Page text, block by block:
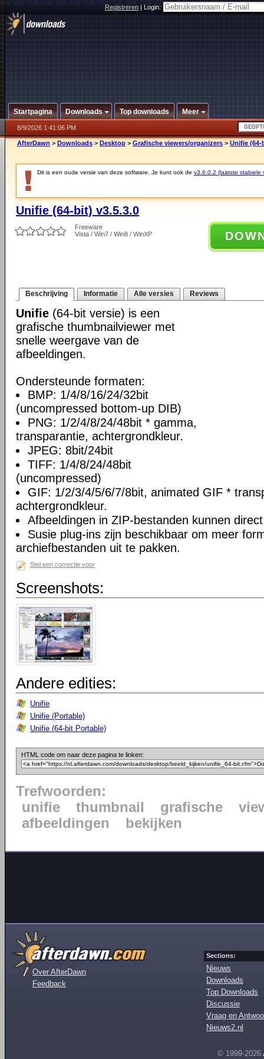
Registreren|Login:
Startpagina Downloads Top downloads Meer
8/9/2026 1:41:06 PM
AfterDawn > Downloads > Desktop > Grafische viewers/organizers > Unifie (64-
Dit is een oude versie van deze software. Je kunt ook de v3.6.0.2 (laatste stabiele
Unifie (64-bit) v3.5.3.0
Freeware
Vista / Win7 / Win8 / WinXP
Beschrijving Informatie Alle versies Reviews
Unifie (64-bit versie) is een
grafische thumbnailviewer met
snelle weergave van de
afbeeldingen.
Ondersteunde formaten:
BMP: 1/4/8/16/24/32bit
(uncompressed bottom-up DIB)
PNG: 1/2/4/8/24/48bit * gamma,
transparantie, achtergrondkleur.
JPEG: 8bit/24bit
TIFF: 1/4/8/24/48bit
(uncompressed)
GIF: 1/2/3/4/5/6/7/8bit, animated GIF *
achtergrondkleur.
Afbeeldingen in ZIP-bestanden kunnen
Susie plug-ins zijn beschikbaar om meer
archiefbestanden uit te pakken.
Stel een correctie voor
Screenshots:
Andere edities:
Unifie
Unifie (Portable)
Unifie (64-bit Portable)
HTML code om naar deze pagina te linken:
Trefwoorden:
unifie
thumbnail grafische
afbeeldingen
bekijken
Over AfterDawn
Feedback
Sections:
Nieuws
Downloads
Top Downloads
Discussie
Vraag en
Nieuws2.nl
© 1999-2026